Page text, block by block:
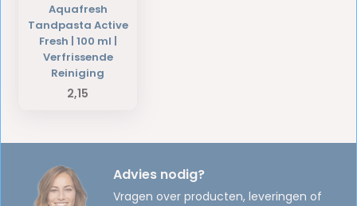
Aquafresh
Tandpasta Active
Fresh | 100 ml |
Verfrissende
Reiniging
2,15
Advies nodig?
Vragen over producten, leveringen of